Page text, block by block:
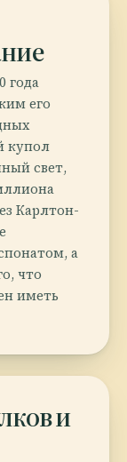
года
его
купол
свет,
Карлтон-
а
что
иметь
и